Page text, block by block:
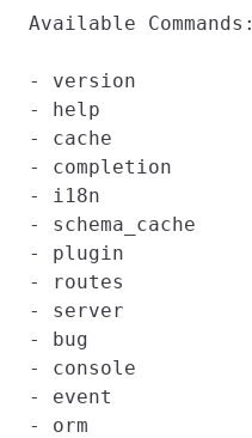
Available Commands:
- version
- help
- cache
- completion
- i18n
- schema_cache
- plugin
- routes
- server
- bug
- console
- event
- orm